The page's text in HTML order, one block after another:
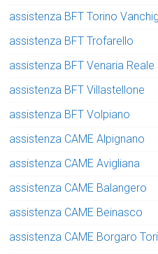
assistenza BFT Torino
assistenza BFT Trofarello
assistenza BFT Venaria Reale
assistenza BFT Villastellone
assistenza BFT Volpiano
assistenza CAME Alpignano
assistenza CAME Avigliana
assistenza CAME Balangero
assistenza CAME Beinasco
assistenza CAME Borgaro